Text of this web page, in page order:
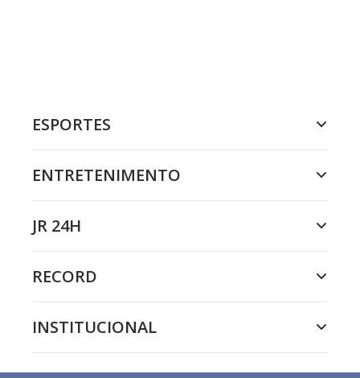
ESPORTES
ENTRETENIMENTO
JR 24H
RECORD
INSTITUCIONAL